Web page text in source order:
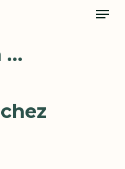
Menu
…